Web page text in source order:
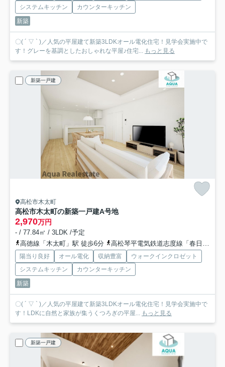
システムキッチン
カウンターキッチン
新築
〇( ´ ▽ ` )／人気の平屋建て新築3LDKオール電化住宅！見学会実施中で
す！グレーを基調としたおしゃれな平屋♪住宅...
もっと見る
新築一戸建
高松市木太町
高松市木太町の新築一戸建A号地
2,970万円
- / 77.84㎡ / 3LDK /予定
高徳線「木太町」駅 徒歩6分
高松琴平電気鉄道志度線「春日川」駅 徒歩18分
陽当り良好 オール電化 収納豊富
ウォークインクロゼット
システムキッチン
カウンターキッチン
新築
〇( ´ ▽ ` )／人気の平屋建て新築3LDKオール電化住宅！見学会実施中で
す！LDKに自然と家族が集うくつろぎの平屋...
もっと見る
新築一戸建